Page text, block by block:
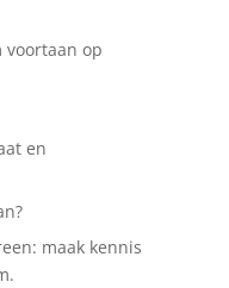
voortaan op
en
maak kennis